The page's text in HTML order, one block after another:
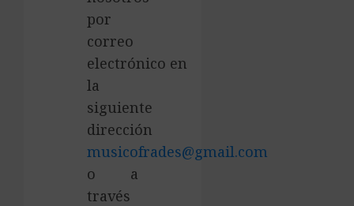
por
correo
electrónico en
la
siguiente
dirección
musicofrades@gmail.com
o a
través